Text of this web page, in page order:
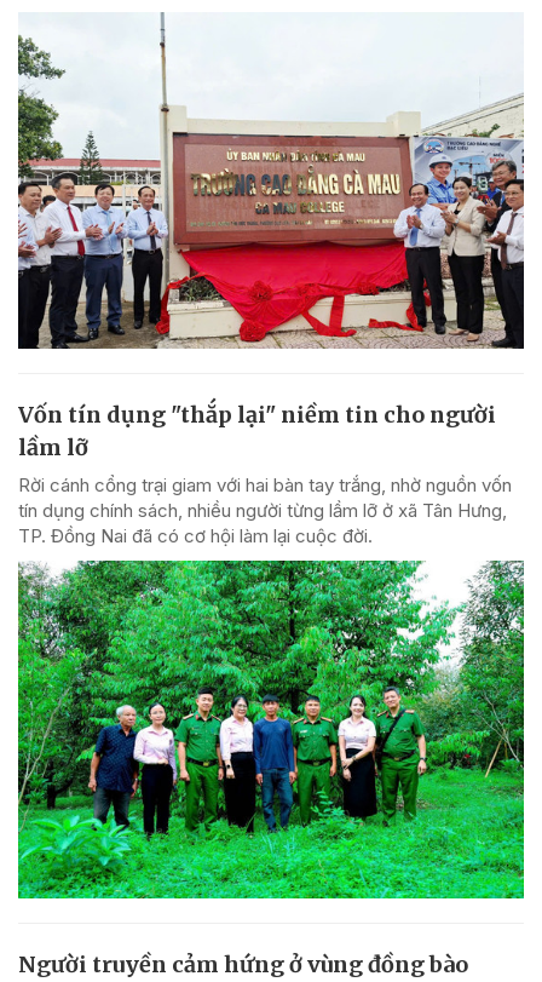
Vốn tín dụng "thắp lại" niềm tin cho người
lầm lỡ
Rời cánh cổng trại giam với hai bàn tay trắng, nhờ nguồn vốn
tín dụng chính sách, nhiều người từng lầm lỡ ở xã Tân Hưng,
TP. Đồng Nai đã có cơ hội làm lại cuộc đời.
Người truyền cảm hứng ở vùng đồng bào